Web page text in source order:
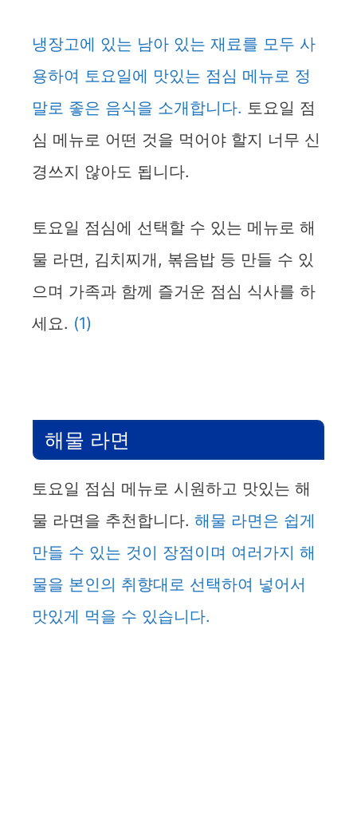
냉장고에 있는 남아 있는 재료를 모두 사
용하여 토요일에 맛있는 점심 메뉴로 정
말로 좋은 음식을 소개합니다. 토요일 점
심 메뉴로 어떤 것을 먹어야 할지 너무 신
경쓰지 않아도 됩니다.
토요일 점심에 선택할 수 있는 메뉴로 해
물 라면, 김치찌개, 볶음밥 등 만들 수 있
으며 가족과 함께 즐거운 점심 식사를 하
세요. (1)
해물 라면
토요일 점심 메뉴로 시원하고 맛있는 해
물 라면을 추천합니다. 해물 라면은 쉽게
만들 수 있는 것이 장점이며 여러가지 해
물을 본인의 취향대로 선택하여 넣어서
맛있게 먹을 수 있습니다.